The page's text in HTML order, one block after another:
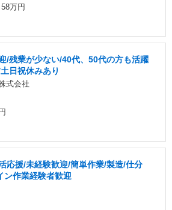
万円
/残業が少ない/40代、50代の方も活躍
日祝休みあり
式会社
応援/未経験歓迎/簡単作業/製造/仕分
ン作業経験者歓迎